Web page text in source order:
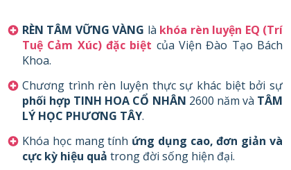
RÈN TÂM VỮNG VÀNG là khóa rèn luyện EQ (Trí
Tuệ Cảm Xúc) đặc biệt của Viện Đào Tạo Bách
Khoa.
Chương trình rèn luyện thực sự khác biệt bởi sự
phối hợp TINH HOA CỔ NHÂN 2600 năm và TÂM
LÝ HỌC PHƯƠNG TÂY.
Khóa học mang tính ứng dụng cao, đơn giản và
cực kỳ hiệu quả trong đời sống hiện đại.